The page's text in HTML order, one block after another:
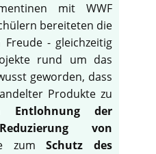
mit WWF
bereiteten die
Freude - gleichzeitig
rund um das
geworden, dass
Produkte zu
Entlohnung der
Reduzierung von
zumSchutz des